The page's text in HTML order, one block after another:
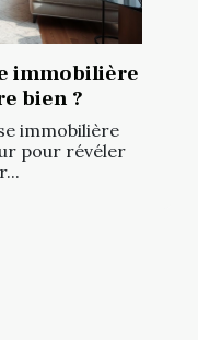
immobilière
bien ?
immobilière
pour révéler